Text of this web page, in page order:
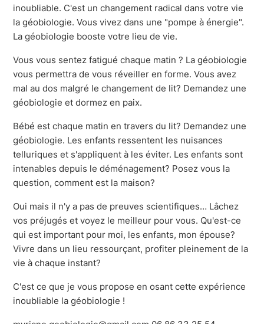
inoubliable. C'est un changement radical dans votre vie
la géobiologie. Vous vivez dans une "pompe à énergie".
La géobiologie booste votre lieu de vie.
Vous vous sentez fatigué chaque matin ? La géobiologie
vous permettra de vous réveiller en forme. Vous avez
mal au dos malgré le changement de lit? Demandez une
géobiologie et dormez en paix.
Bébé est chaque matin en travers du lit? Demandez une
géobiologie. Les enfants ressentent les nuisances
telluriques et s'appliquent à les éviter. Les enfants sont
intenables depuis le déménagement? Posez vous la
question, comment est la maison?
Oui mais il n'y a pas de preuves scientifiques… Lâchez
vos préjugés et voyez le meilleur pour vous. Qu'est-ce
qui est important pour moi, les enfants, mon épouse?
Vivre dans un lieu ressourçant, profiter pleinement de la
vie à chaque instant?
C'est ce que je vous propose en osant cette expérience
inoubliable la géobiologie !